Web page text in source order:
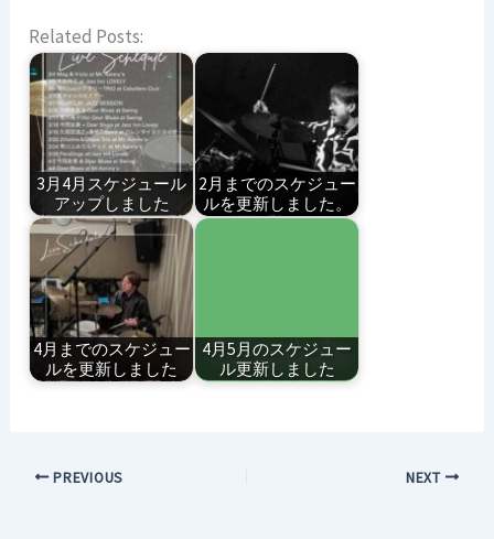
Related Posts:
3月4月スケジュール
アップしました
2月までのスケジュー
ルを更新しました。
4月までのスケジュー
ルを更新しました
4月5月のスケジュー
ル更新しました
PREVIOUS NEXT